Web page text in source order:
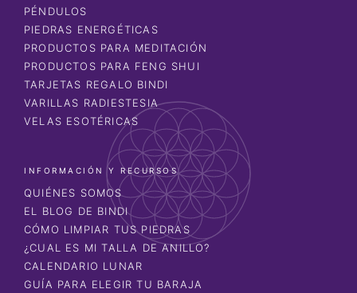
PÉNDULOS
PIEDRAS ENERGÉTICAS
PRODUCTOS PARA MEDITACIÓN
PRODUCTOS PARA FENG SHUI
TARJETAS REGALO BINDI
VARILLAS RADIESTESIA
VELAS ESOTÉRICAS
INFORMACIÓN Y RECURSOS
QUIÉNES SOMOS
EL BLOG DE BINDI
CÓMO LIMPIAR TUS PIEDRAS
¿CUAL ES MI TALLA DE ANILLO?
CALENDARIO LUNAR
GUÍA PARA ELEGIR TU BARAJA